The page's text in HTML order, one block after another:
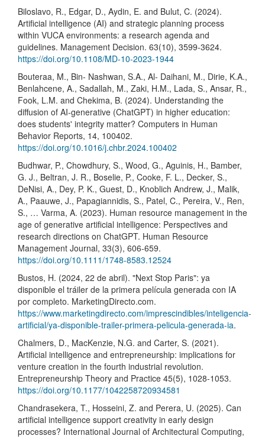
Biloslavo, R., Edgar, D., Aydin, E. and Bulut, C. (2024).
Artificial intelligence (AI) and strategic planning process
within VUCA environments: a research agenda and
guidelines. Management Decision. 63(10), 3599-3624.
https://doi.org/10.1108/MD-10-2023-1944
Bouteraa, M., Bin- Nashwan, S.A., Al- Daihani, M., Dirie, K.A.,
Benlahcene, A., Sadallah, M., Zaki, H.M., Lada, S., Ansar, R.,
Fook, L.M. and Chekima, B. (2024). Understanding the
diffusion of AI-generative (ChatGPT) in higher education:
does students' integrity matter? Computers in Human
Behavior Reports, 14, 100402.
https://doi.org/10.1016/j.chbr.2024.100402
Budhwar, P., Chowdhury, S., Wood, G., Aguinis, H., Bamber,
G. J., Beltran, J. R., Boselie, P., Cooke, F. L., Decker, S.,
DeNisi, A., Dey, P. K., Guest, D., Knoblich Andrew, J., Malik,
A., Paauwe, J., Papagiannidis, S., Patel, C., Pereira, V., Ren,
S., … Varma, A. (2023). Human resource management in the
age of generative artificial intelligence: Perspectives and
research directions on ChatGPT. Human Resource
Management Journal, 33(3), 606-659.
https://doi.org/10.1111/1748-8583.12524
Bustos, H. (2024, 22 de abril). "Next Stop Paris": ya
disponible el tráiler de la primera película generada con IA
por completo. MarketingDirecto.com.
https://www.marketingdirecto.com/imprescindibles/inteligencia-
artificial/ya-disponible-trailer-primera-pelicula-generada-ia.
Chalmers, D., MacKenzie, N.G. and Carter, S. (2021).
Artificial intelligence and entrepreneurship: implications for
venture creation in the fourth industrial revolution.
Entrepreneurship Theory and Practice 45(5), 1028-1053.
https://doi.org/10.1177/1042258720934581
Chandrasekera, T., Hosseini, Z. and Perera, U. (2025). Can
artificial intelligence support creativity in early design
processes? International Journal of Architectural Computing,